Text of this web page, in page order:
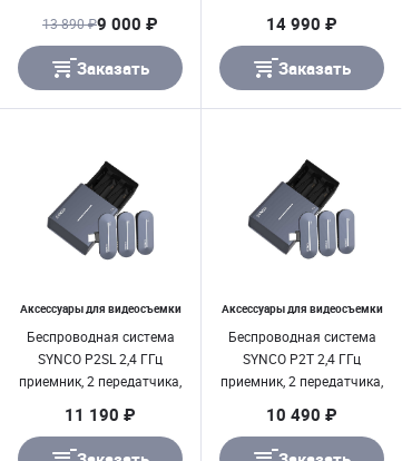
13 890 ₽9 000 ₽
Заказать
14 990 ₽
Заказать
Аксессуары для видеосъемки
Беспроводная система
SYNCO P2SL 2,4 ГГц
приемник, 2 передатчика,
iPhone)
11 190 ₽
Аксессуары для видеосъемки
Беспроводная система
SYNCO P2T 2,4 ГГц
приемник, 2 передатчика,
Type-C)
10 490 ₽